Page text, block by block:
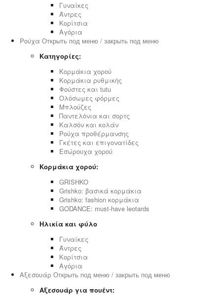
Γυναίκες
Άντρες
Κορίτσια
Αγόρια
Ρούχα Открыть под меню / закрыть под меню
Κατηγορίες:
Κορμάκια χορού
Κορμάκια ρυθμικής
Φούστες και tutu
Ολόσωμες φόρμες
Μπλούζες
Παντελόνια και σορτς
Καλσόν και κολάν
Ρούχα προθέρμανσης
Γκέτες και επιγονατίδες
Εσώρουχα χορού
Κορμάκια χορού:
GRISHKO
Grishko: βασικά κορμάκια
Grishko: fashion κορμάκια
GODANCE: must-have leotards
Ηλικία και φύλο
Γυναίκες
Άντρες
Κορίτσια
Αγόρια
Αξεσουάρ Открыть под меню / закрыть под меню
Αξεσουάρ για πουέντ: